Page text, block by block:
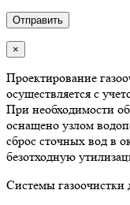
×
Проектирование
осуществляется с
При необходимости
оснащено узлом
сброс сточных вод в
безотходную
Системы газоочистки